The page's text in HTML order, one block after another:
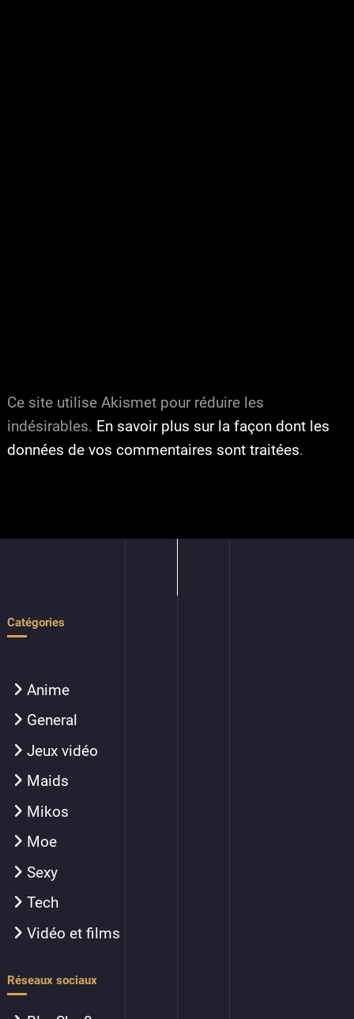
Ce site utilise Akismet pour réduire les
indésirables. En savoir plus sur la façon dont les
données de vos commentaires sont traitées.
Catégories
Anime
General
Jeux vidéo
Maids
Mikos
Moe
Sexy
Tech
Vidéo et films
Réseaux sociaux